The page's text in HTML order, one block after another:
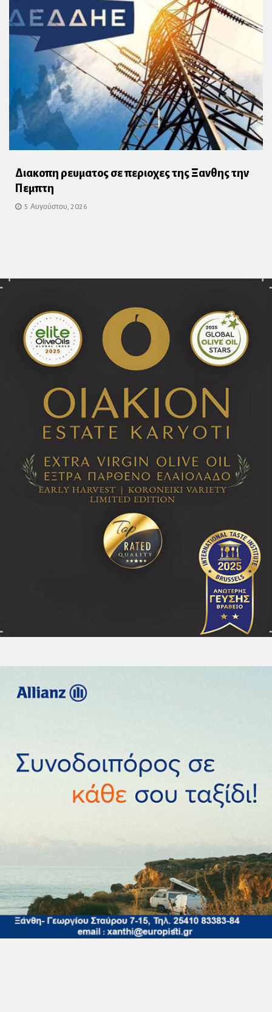
Διακοπη ρευματος σε περιοχες της Ξανθης την
Πεμπτη
5 Αυγούστου, 2026